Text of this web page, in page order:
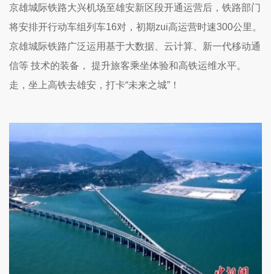
京雄城际铁路大兴机场至雄安新区段开通运营后，铁路部门
将安排开行动车组列车16对，初期zui高运营时速300公里。
京雄城际铁路广泛运用基于大数据、云计算、新一代移动通
信等 技术的装备， 提升旅客乘坐体验和高铁运维水平。
走，坐上高铁去雄安，打卡“未来之城”！